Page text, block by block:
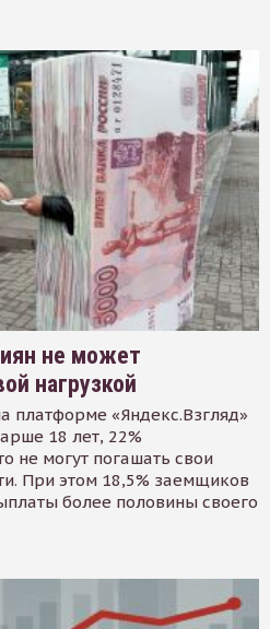
не может
нагрузкой
платформе «Яндекс.Взгляд»
18 лет, 22%
не могут погашать свои
При этом 18,5% заемщиков
более половины своего